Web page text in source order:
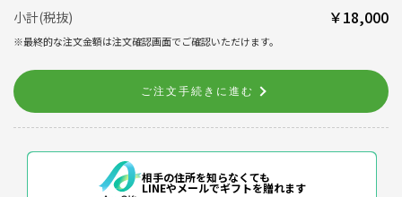
小計(税抜)
￥18,000
※最終的な注文金額は注文確認画面でご確認いただけます。
ご注文手続きに進む
相手の住所を知らなくても
LINEやメールでギフトを贈れます